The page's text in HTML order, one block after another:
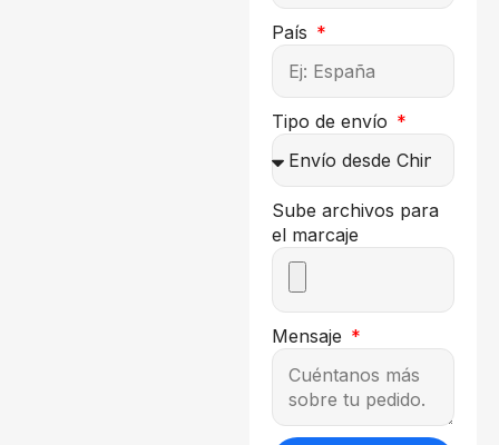
País
Tipo de envío
Sube archivos para
el marcaje
Mensaje